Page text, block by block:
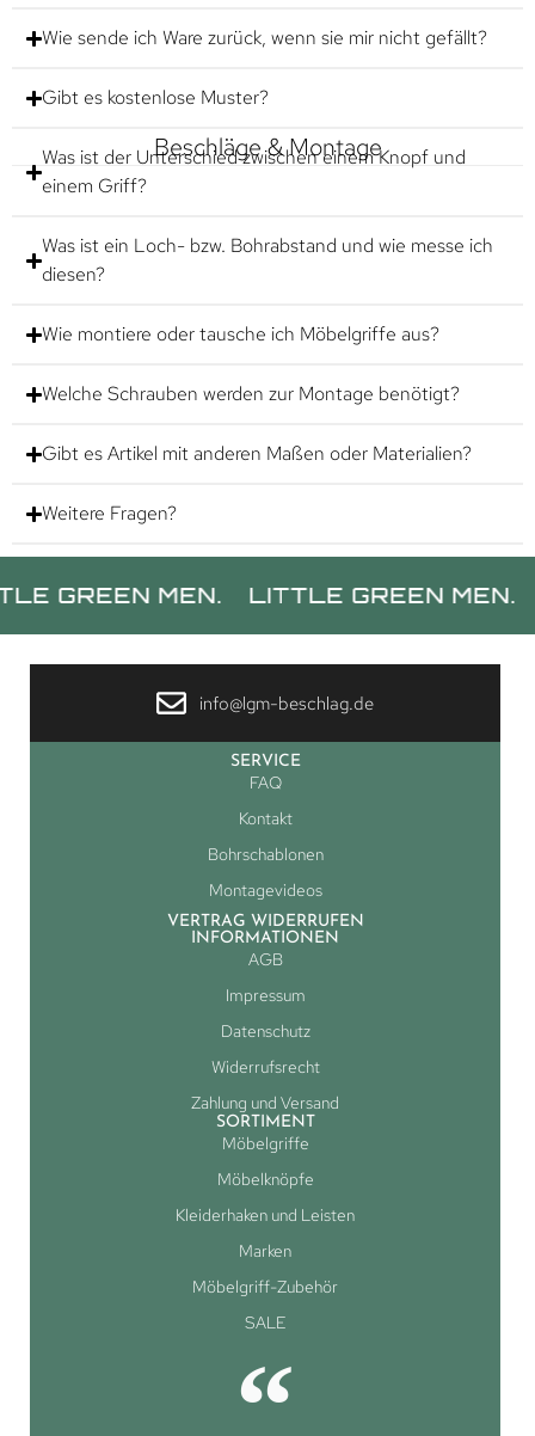
Wie sende ich Ware zurück, wenn sie mir nicht gefällt?
Gibt es kostenlose Muster?
Beschläge & Montage
Was ist der Unterschied zwischen einem Knopf und
einem Griff?
Was ist ein Loch- bzw. Bohrabstand und wie messe ich
diesen?
Wie montiere oder tausche ich Möbelgriffe aus?
Welche Schrauben werden zur Montage benötigt?
Gibt es Artikel mit anderen Maßen oder Materialien?
Weitere Fragen?
MEN. LITTLE GREEN MEN.
info@lgm-beschlag.de
SERVICE
FAQ
Kontakt
Bohrschablonen
Montagevideos
VERTRAG WIDERRUFEN
INFORMATIONEN
AGB
Impressum
Datenschutz
Widerrufsrecht
Zahlung und Versand
SORTIMENT
Möbelgriffe
Möbelknöpfe
Kleiderhaken und Leisten
Marken
Möbelgriff-Zubehör
SALE